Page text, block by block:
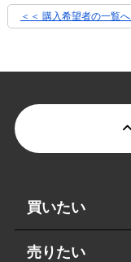
＜＜ 購入希望者の一覧
買いたい
売りたい